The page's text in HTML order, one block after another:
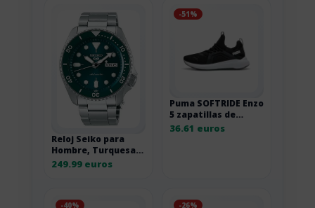
Reloj Seiko para
Hombre, Turquesa,
Sport, 1K1
249.99 euros
-51%
Puma SOFTRIDE Enzo
5 zapatillas de
correr de carretera
36.61 euros
-40% -26%